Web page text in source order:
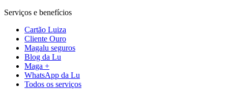
Serviços e benefícios
Cartão Luiza
Cliente Ouro
Magalu seguros
Blog da Lu
Maga +
WhatsApp da Lu
Todos os serviços